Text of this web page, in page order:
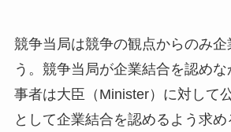
競争当局は競争の観点からのみ
う。競争当局が企業結合を認め
事者は大臣（Minister）に対して
として企業結合を認めるよう求め